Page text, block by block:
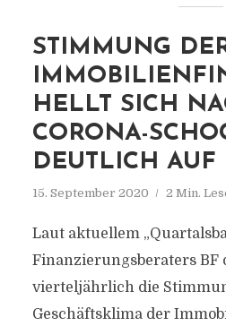
STIMMUNG
HELLT SICH
CORONA-
DEUTLICH AUF
15. September 2020 2 Min.
Laut aktuellem
Finanzierungsberaters BF
vierteljährlich die
Geschäftsklima der